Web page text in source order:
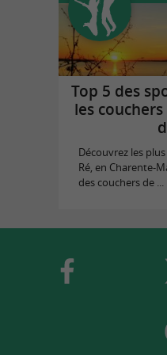
Top 5 des
les
Découvrez les
Ré, en Charente-
des couchers de ...